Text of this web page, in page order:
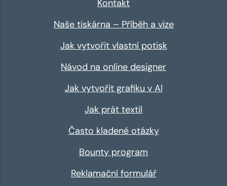
Kontakt
Naše tiskárna – Příběh a vize
Jak vytvořit vlastní potisk
Návod na online designer
Jak vytvořit grafiku v AI
Jak prát textil
Často kladené otázky
Bounty program
Reklamační formulář